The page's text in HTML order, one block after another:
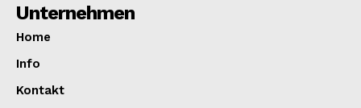
About
Contact us
Subscription Plans
My account
Unternehmen
Home
Info
Kontakt